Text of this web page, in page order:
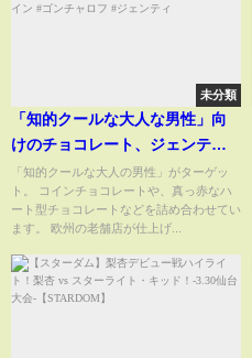
未分類
「知的クールな大人な男性」向
けのチョコレート、ジェンティ
＆リンフォード #バレンタイン #
ゴンチャロフ #ジェンティ
「知的クールな大人の男性」がターゲッ
ト。 コインチョコレートや、真っ赤なハ
ート型チョコレートなどを詰め合わせてい
ます。 欧州の老舗店が仕上げ...